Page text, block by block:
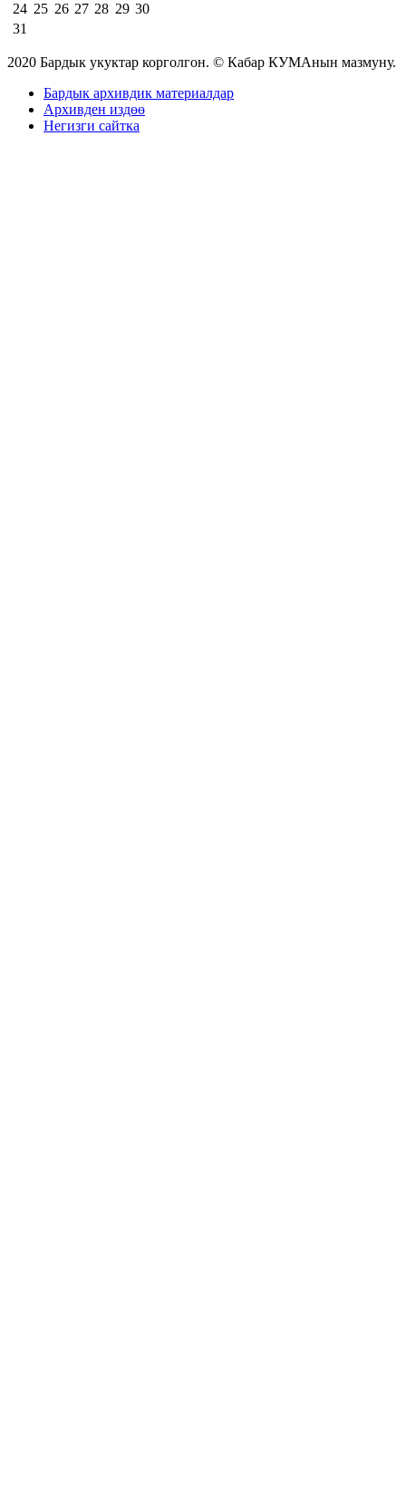
24 25 26 27 28 29 30
31
2020 Бардык укуктар корголгон. © Кабар КУМАнын мазмуну.
Бардык архивдик материалдар
Архивден издөө
Негизги сайтка